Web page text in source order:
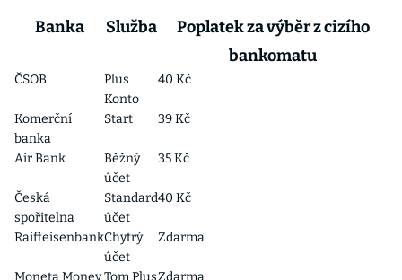
Banka Služba
Poplatek za výběr z cizího
bankomatu
ČSOB
Plus
Konto
40 Kč
Komerční
banka
Start 39 Kč
Air Bank
Běžný
účet
35 Kč
Česká
spořitelna
Standard
účet
40 Kč
RaiffeisenbankChytrý
účet
Zdarma
Moneta MoneyTom PlusZdarma